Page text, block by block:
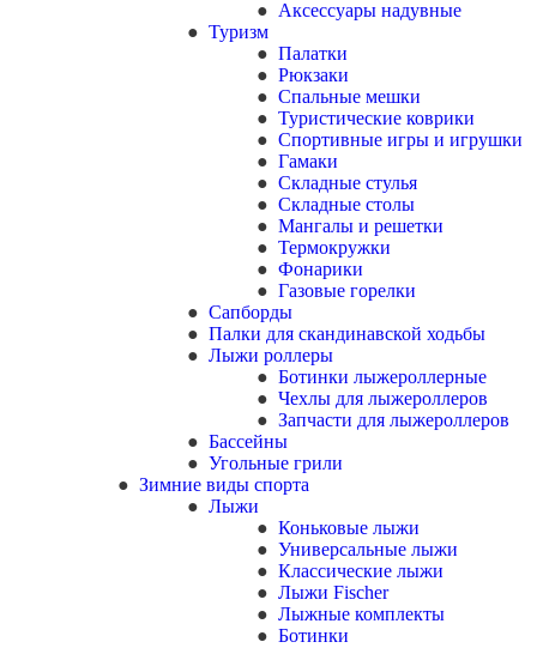
Аксессуары надувные
Туризм
Палатки
Рюкзаки
Спальные мешки
Туристические коврики
Спортивные игры и игрушки
Гамаки
Складные стулья
Складные столы
Мангалы и решетки
Термокружки
Фонарики
Газовые горелки
Сапборды
Палки для скандинавской ходьбы
Лыжи роллеры
Ботинки лыжероллерные
Чехлы для лыжероллеров
Запчасти для лыжероллеров
Бассейны
Угольные грили
Зимние виды спорта
Лыжи
Коньковые лыжи
Универсальные лыжи
Классические лыжи
Лыжи Fischer
Лыжные комплекты
Ботинки